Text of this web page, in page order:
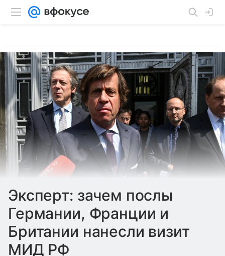
Эксперт: зачем послы
Германии, Франции и
Британии нанесли визит
МИД РФ